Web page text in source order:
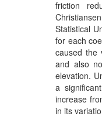
friction
Statistical
for each
caused the
and also
elevation.
a
increase
in its